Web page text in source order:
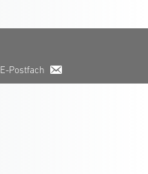
E-Postfach